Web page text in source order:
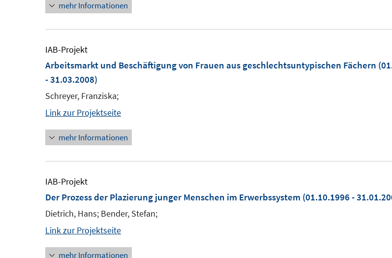
mehr Informationen
IAB-Projekt
Arbeitsmarkt und Beschäftigung von Frauen aus geschlechtsuntypischen Fächern
- 31.03.2008)
Schreyer, Franziska;
Link zur Projektseite
mehr Informationen
IAB-Projekt
Der Prozess der Plazierung junger Menschen im Erwerbssystem (01.10.1996 -
Dietrich, Hans; Bender, Stefan;
Link zur Projektseite
mehr Informationen